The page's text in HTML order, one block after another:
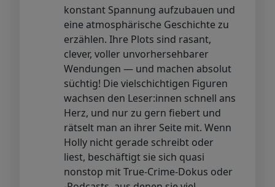
konstant Spannung aufzubauen und
eine atmosphärische Geschichte zu
erzählen. Ihre Plots sind rasant,
clever, voller unvorhersehbarer
Wendungen — und machen absolut
süchtig! Die vielschichtigen Figuren
wachsen den Leser:innen schnell ans
Herz, und nur zu gern fiebert und
rätselt man an ihrer Seite mit. Wenn
Holly nicht gerade schreibt oder
liest, beschäftigt sie sich quasi
nonstop mit True-Crime-Dokus oder